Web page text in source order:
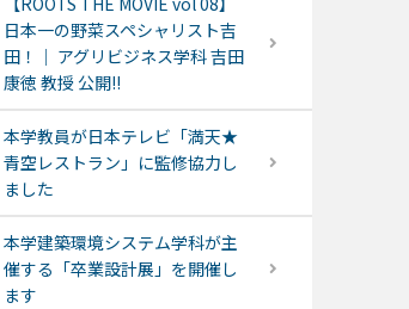
日本一の野菜スペシャリスト吉
田！｜ アグリビジネス学科 吉田
康徳 教授 公開!!
本学教員が日本テレビ「満天★
青空レストラン」に監修協力し
ました
本学建築環境システム学科が主
催する「卒業設計展」を開催し
ます